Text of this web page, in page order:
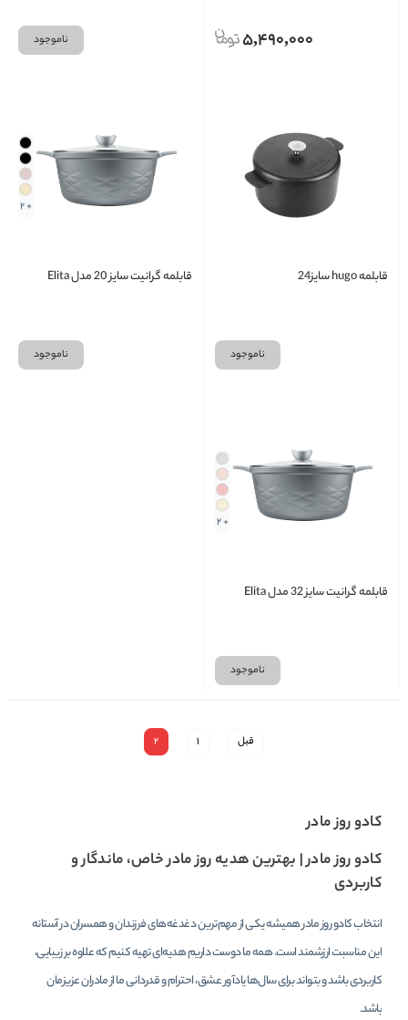
5,490,000 ناموجود
قابلمه hugo سایز24
ناموجود
+ 2
قابلمه گرانیت سایز 20 مدل Elita
ناموجود
+ 2
قابلمه گرانیت سایز 32 مدل Elita
ناموجود
قبل 1
2
کادو روز مادر
کادو روز مادر | بهترین هدیه روز مادر خاص، ماندگار و
کاربردی
انتخاب کادو روز مادر همیشه یکی از مهم‌ترین دغدغه‌های فرزندان و همسران در آستانه
این مناسبت ارزشمند است. همه ما دوست داریم هدیه‌ای تهیه کنیم که علاوه بر زیبایی،
کاربردی باشد و بتواند برای سال‌ها یادآور عشق، احترام و قدردانی ما از مادران عزیزمان
باشد.